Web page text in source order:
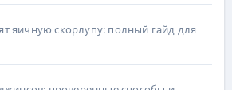
яичную скорлупу: полный гайд для